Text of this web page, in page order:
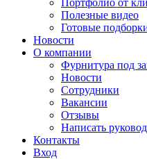
Портфолио от
Полезные видео
Готовые
Новости
О компании
Фурнитура под
Новости
Сотрудники
Вакансии
Отзывы
Написать
Контакты
Вход